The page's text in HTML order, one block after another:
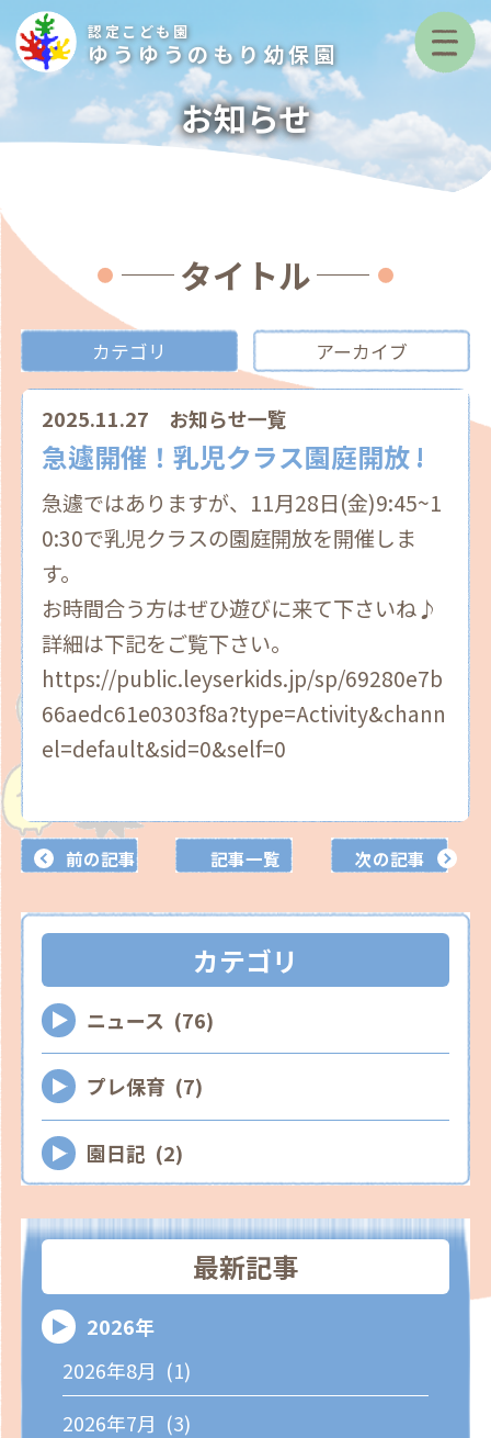
認定こども園
ゆうゆうのもり幼保園
お知らせ
タイトル
カテゴリ アーカイブ
2025.11.27 お知らせ一覧
急遽開催！乳児クラス園庭開放 !
急遽ではありますが、11月28日(金)9:45~1
0:30で乳児クラスの園庭開放を開催しま
す。
お時間合う方はぜひ遊びに来て下さいね♪
詳細は下記をご覧下さい。
https://public.leyserkids.jp/sp/69280e7b
66aedc61e0303f8a?type=Activity&chann
el=default&sid=0&self=0
前の記事 記事一覧 次の記事
カテゴリ
ニュース (76)
プレ保育 (7)
園日記 (2)
最新記事
2026年
2026年8月 (1)
2026年7月 (3)